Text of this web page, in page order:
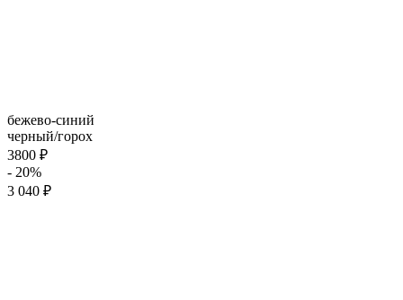
бежево-синий
черный/горох
3800 ₽
- 20%
3 040 ₽